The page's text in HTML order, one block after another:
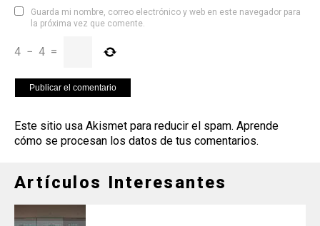
Guarda mi nombre, correo electrónico y web en este navegador para
la próxima vez que comente.
4 − 4 =
Este sitio usa Akismet para reducir el spam. Aprende
cómo se procesan los datos de tus comentarios.
Artículos Interesantes